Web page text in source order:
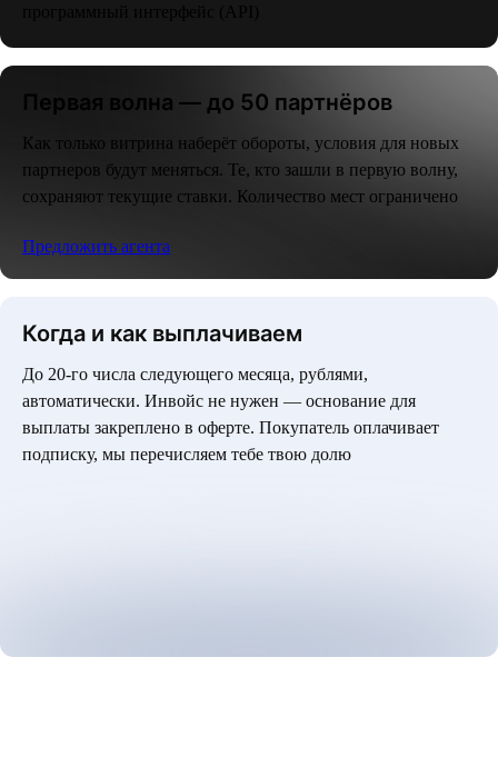
Первая волна — до 50 партнёров
Как только витрина наберёт обороты, условия для новых
партнеров будут меняться. Те, кто зашли в первую волну,
сохраняют текущие ставки. Количество мест ограничено
Предложить агента
Когда и как выплачиваем
До 20-го числа следующего месяца, рублями,
автоматически. Инвойс не нужен — основание для
выплаты закреплено в оферте. Покупатель оплачивает
подписку, мы перечисляем тебе твою долю